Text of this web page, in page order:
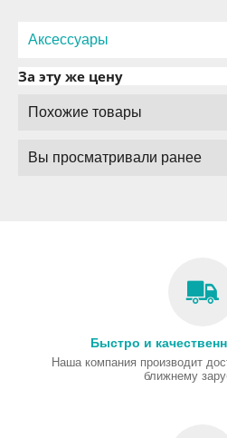
Аксессуары
За эту же цену
Похожие товары
Вы просматривали ранее
Быстро и
Наша компания производит
ближнему